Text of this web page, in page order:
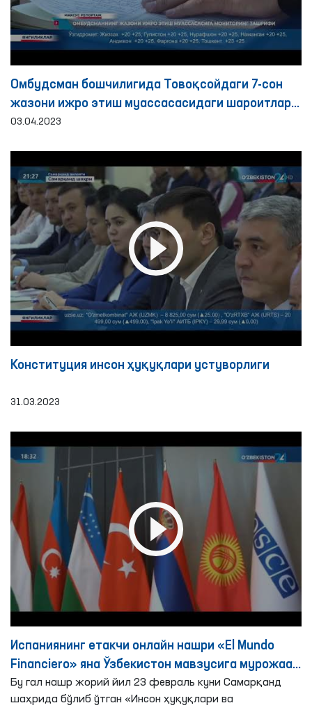
Омбудсман бошчилигида Товоқсойдаги 7-сон
жазони ижро этиш муассасасидаги шароитлар
ўрганилди
03.04.2023
Конституция инсон ҳуқуқлари устуворлиги
31.03.2023
Испаниянинг етакчи онлайн нашри «El Mundo
Financiero» яна Ўзбекистон мавзусига мурожаат
қилди.
Бу гал нашр жорий йил 23 февраль куни Самарқанд
шаҳрида бўлиб ўтган «Инсон ҳуқуқлари ва